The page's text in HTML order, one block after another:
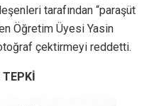
tarafından “paraşüt
Öğretim Üyesi Yasin
çektirmeyi reddetti.
TEPKİ